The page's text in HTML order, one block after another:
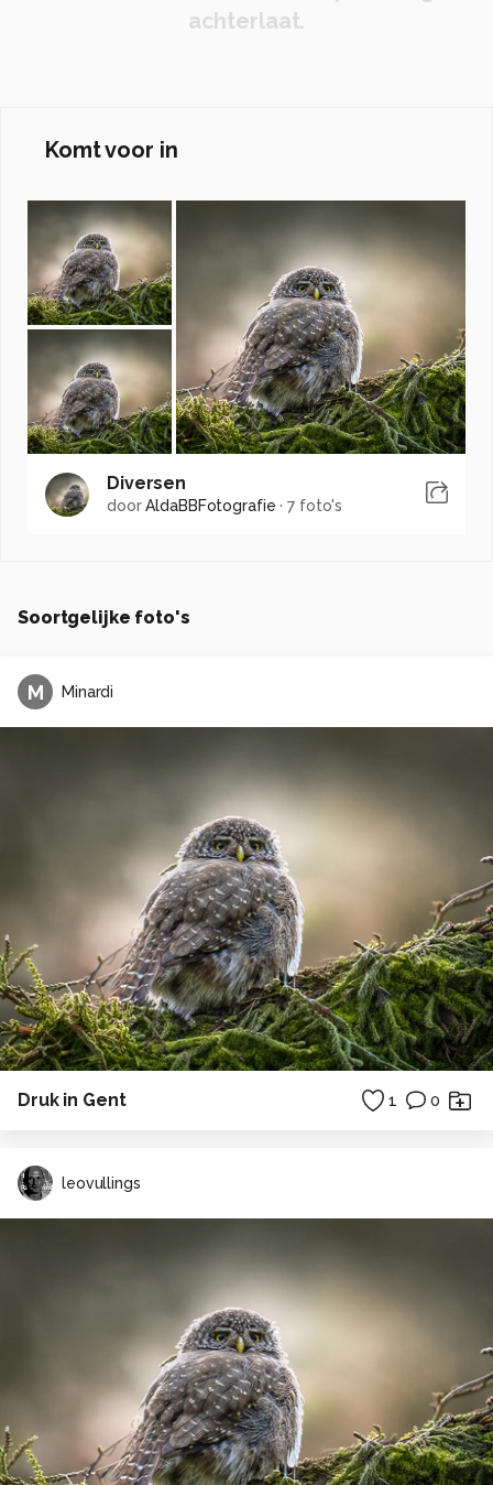
achterlaat.
Komt voor in
Diversen
doorAldaBBFotografie ·7 foto's
Soortgelijke foto's
M Minardi
Druk in Gent 1 0
leovullings